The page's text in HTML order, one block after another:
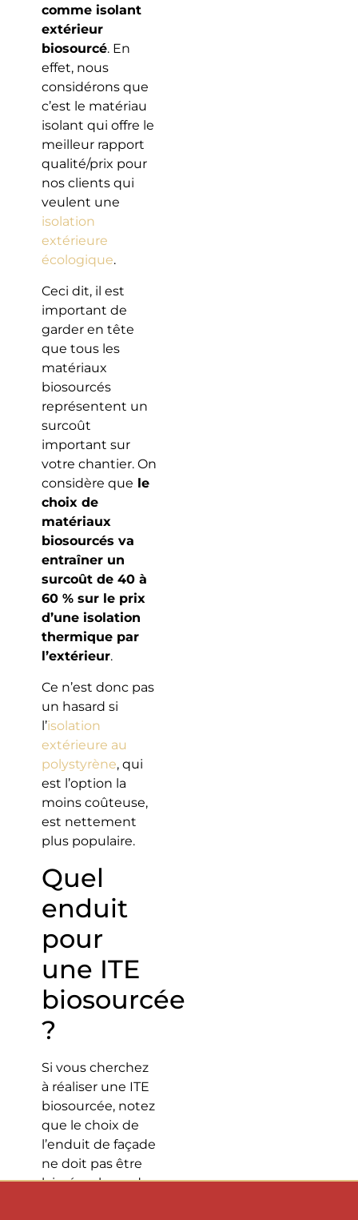
comme isolant
extérieur
biosourcé. En
effet, nous
considérons que
c’est le matériau
isolant qui offre le
meilleur rapport
qualité/prix pour
nos clients qui
veulent une
isolation
extérieure
écologique.
Ceci dit, il est
important de
garder en tête
que tous les
matériaux
biosourcés
représentent un
surcoût
important sur
votre chantier. On
considère que le
choix de
matériaux
biosourcés va
entraîner un
surcoût de 40 à
60 % sur le prix
d’une isolation
thermique par
l’extérieur.
Ce n’est donc pas
un hasard si
l’isolation
extérieure au
polystyrène, qui
est l’option la
moins coûteuse,
est nettement
plus populaire.
Quel
enduit
pour
une ITE
biosourcée
?
Si vous cherchez
à réaliser une ITE
biosourcée, notez
que le choix de
l’enduit de façade
ne doit pas être
laissé au hasard.